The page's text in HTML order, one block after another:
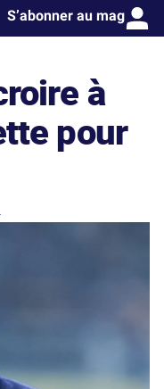
S’abonner au mag
à
pour